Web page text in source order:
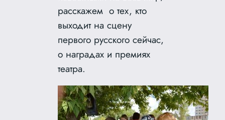
расскажем о тех, кто
выходит на сцену
первого русского сейчас,
о наградах и премиях
театра.